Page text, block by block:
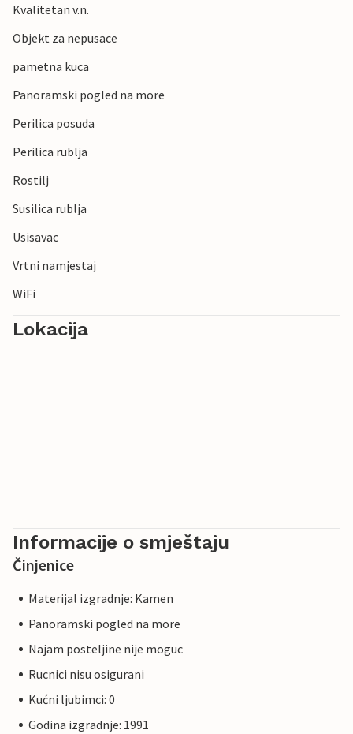
Kvalitetan v.n.
Objekt za nepusace
pametna kuca
Panoramski pogled na more
Perilica posuda
Perilica rublja
Rostilj
Susilica rublja
Usisavac
Vrtni namjestaj
WiFi
Lokacija
Informacije o smještaju
Činjenice
Materijal izgradnje: Kamen
Panoramski pogled na more
Najam posteljine nije moguc
Rucnici nisu osigurani
Kućni ljubimci: 0
Godina izgradnje: 1991